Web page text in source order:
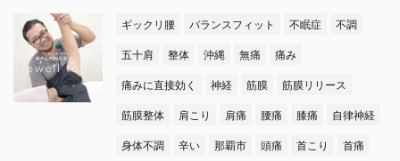
体調がやられ気味です
(~_~;) みなさまも体調崩
さないように、栄養・睡
眠をしっかり摂ってこの
梅雨を乗り越えましょう
ね！ 本日のテーマは
【難聴にならない
為の
時期の雨は大切。しっか
り降ってもらいましょう
～ヽ(^o^)丿 本日のテー
は？】です
不安神経
症とは、特に大きな理由
ギックリ腰 バランスフィット 不眠症
不調
五十肩
整体 沖縄 無痛
痛み
痛みに直接効く
神経 筋膜
筋膜リリース
筋膜整体
肩こり 肩痛 腰痛 膝痛
自律神経
身体不調
辛い 那覇市 頭痛 首こり 首痛